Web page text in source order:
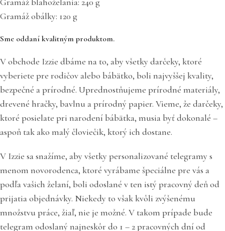
Gramáž obálky: 120 g
Sme oddaní kvalitným produktom.
V obchode Izzie dbáme na to, aby všetky darčeky, ktoré
vyberiete pre rodičov alebo bábätko, boli najvyššej kvality,
bezpečné a prírodné. Uprednostňujeme prírodné materiály,
drevené hračky, bavlnu a prírodný papier. Vieme, že darčeky,
ktoré posielate pri narodení bábätka, musia byť dokonalé –
aspoň tak ako malý človiečik, ktorý ich dostane.
V Izzie sa snažíme, aby všetky personalizované telegramy s
menom novorodenca, ktoré vyrábame špeciálne pre vás a
podľa vašich želaní, boli odoslané v ten istý pracovný deň od
prijatia objednávky. Niekedy to však kvôli zvýšenému
množstvu práce, žiaľ, nie je možné. V takom prípade bude
telegram odoslaný najneskôr do 1 – 2 pracovných dní od